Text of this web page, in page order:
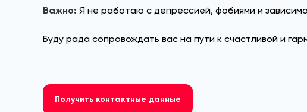
Важно: Я не работаю с депрессией, фобиями и
Буду рада сопровождать вас на пути к счастливой и
Получить контактные данные